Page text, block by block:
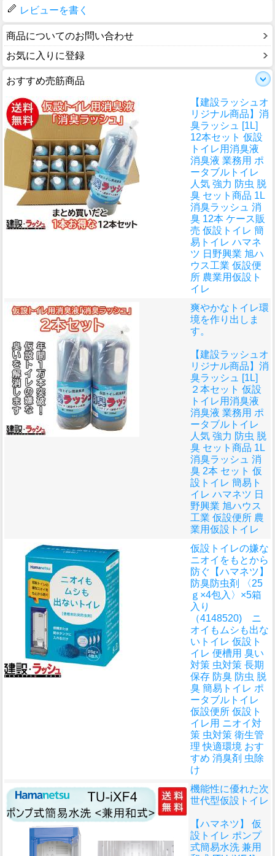
レビューを書く
商品についてのお問い合わせ
お気に入りに登録
おすすめ売筋商品
【建設ラッシュオ
リジナル商品】消
臭ラッシュ [1L]
12本セット 仮設
トイレ用消臭液
消臭液 業務用 ポ
ータブルトイレ
人気 強力 防虫 脱
臭 セット商品 1L
消臭ラッシュ 消
臭 12本 ケース販
売 仮設トイレ 簡
易トイレ ハマネ
ツ 日野興業 旭ハ
ウス工業 仮設便
所 農業用仮設ト
イレ
爽やかなトイレ環
境を作り出しま
す。
【建設ラッシュオ
リジナル商品】消
臭ラッシュ [1L]
２本セット 仮設
トイレ用消臭液
消臭液 業務用 ポ
ータブルトイレ
人気 強力 防虫 脱
臭 セット商品 1L
消臭ラッシュ 消
臭 2本 セット 仮
設トイレ 簡易ト
イレ ハマネツ 日
野興業 旭ハウス
工業 仮設便所 農
業用仮設トイレ
仮設トイレの嫌な
ニオイをもとから
防ぐ 【ハマネツ】
防臭防虫剤 〈25
ｇ×4包入〉×5箱
入り
（4148520) ニ
オイもムシも出な
いトイレ 仮設ト
イレ 便槽用 臭い
対策 虫対策 長期
保存 防臭 防虫 脱
臭 簡易トイレ ポ
ータブルトイレ
仮設便所 仮設ト
イレ用 ニオイ対
策 虫対策 衛生管
理 快適環境 おす
すめ 消臭剤 虫除
け
機能性に優れた次
世代型仮設トイレ
【ハマネツ】 仮
設トイレ ポンプ
式簡易水洗 兼用